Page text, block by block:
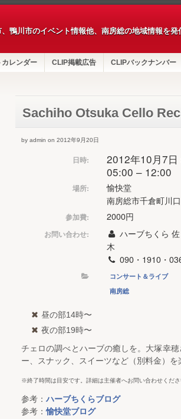
鴨川市のイベント情報他、南房総の地域情報を発
レンダー CLIP掲載広告 CLIPバックナンバー
Sachiho Otsuka Cello
by admin on 2012年9月20日
日時:
2012年10月7日
05:00 – 12:00
場所:
愉快堂
南房総市千倉町川口
参加費: 2000円
お問い合わせ:
ハーブちくら 佐
木
090・1910・
コンサート＆ライブ
南房総
昼の部14時〜
夜の部19時〜
チェロの調べとハーブの癒しを。大塚幸
ー、スナック、スイーツなど（別料金）を
※終了時間は目安です。詳細は主催者へお問い合わせくださ
参考： ハーブちくらブログ
参考：愉快堂ブログ